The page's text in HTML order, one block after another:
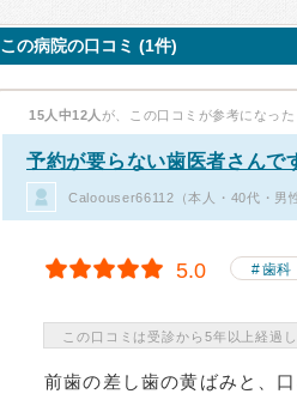
この病院の口コミ (1件)
15人中12人 が、この口コミが参考になった
予約が要らない歯医者さんで
Caloouser66112（本人・40代・男
5.0 歯科
この口コミは受診から5年以上経過し
前歯の差し歯の黄ばみと、